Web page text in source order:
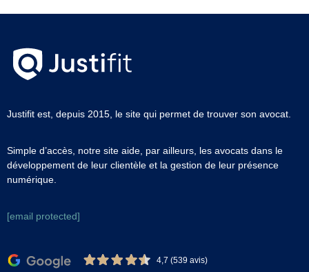
Justifit est, depuis 2015, le site qui permet de trouver son avocat.
Simple d’accès, notre site aide, par ailleurs, les avocats dans le
développement de leur clientèle et la gestion de leur présence
numérique.
[email protected]
4,7 (539 avis)